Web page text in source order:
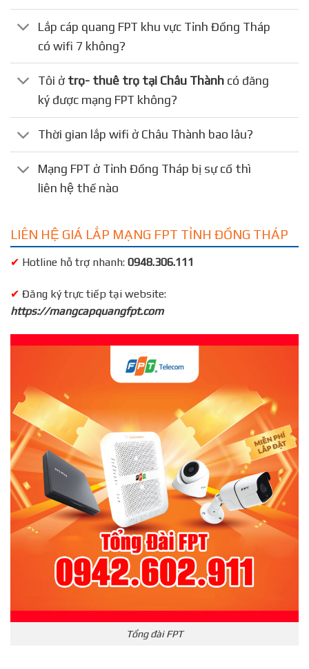
Lắp cáp quang FPT khu vực Tỉnh Đồng Tháp
có wifi 7 không?
Tôi ở trọ- thuê trọ tại Châu Thành có đăng
ký được mạng FPT không?
Thời gian lắp wifi ở Châu Thành bao lâu?
Mạng FPT ở Tỉnh Đồng Tháp bị sự cố thì
liên hệ thế nào
LIÊN HỆ GIÁ LẮP MẠNG FPT TỈNH ĐỒNG THÁP
✔ Hotline hỗ trợ nhanh: 0948.306.111
✔ Đăng ký trực tiếp tại website:
https://mangcapquangfpt.com
Tổng đài FPT